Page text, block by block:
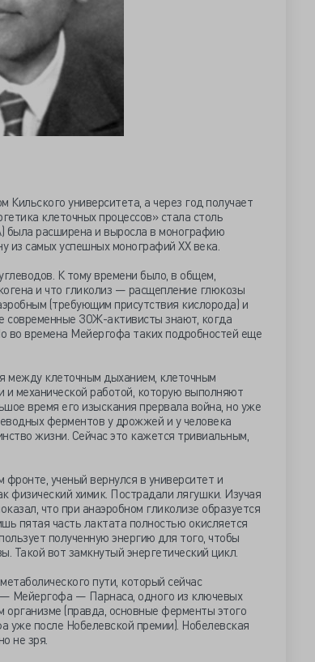
университета, а через год получает
клеточных процессов» стала столь
была расширена и выросла в монографию
самых успешных монографий XX века.
К тому времени было, в общем,
и что гликолиз — расщепление глюкозы
(требующим присутствия кислорода) и
современные ЗОЖ-активисты знают, когда
во времена Мейергофа таких подробностей еще
между клеточным дыханием, клеточным
механической работой, которую выполняют
время его изыскания прервала война, но уже
ферментов у дрожжей и у человека
жизни. Сейчас это кажется тривиальным,
ученый вернулся в университет и
физический химик. Пострадали лягушки. Изучая
что при анаэробном гликолизе образуется
пятая часть лактата полностью окисляется
полученную энергию для того, чтобы
Такой вот замкнутый энергетический цикл.
пути, который сейчас
Мейергофа — Парнаса, одного из ключевых
организме (правда, основные ферменты этого
после Нобелевской премии). Нобелевская
не зря.